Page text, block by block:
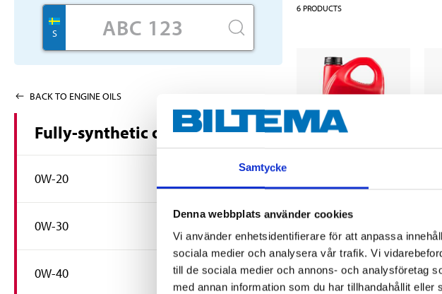
Samtycke
Denna webbplats använder cookies
Vi använder enhetsidentifierare för att anpassa
sociala medier och analysera vår trafik. Vi
till de sociala medier och annons- och analysföretag
med annan information som du har tillhandahållit
S
BACK TO ENGINE OILS
Fully-synthetic oils
0W-20
0W-30
0W-40
6 PRODUCTS
motor oil 5W-40,
ACEA A3/B3,
A3/B4, 4 litre
34-879
In stock in
In